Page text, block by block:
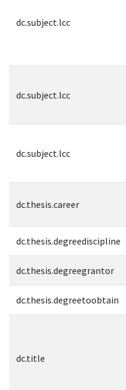
dc.subject.lcc
dc.subject.lcc
dc.subject.lcc
dc.thesis.career
dc.thesis.degreediscipline
dc.thesis.degreegrantor
dc.thesis.degreetoobtain
dc.title